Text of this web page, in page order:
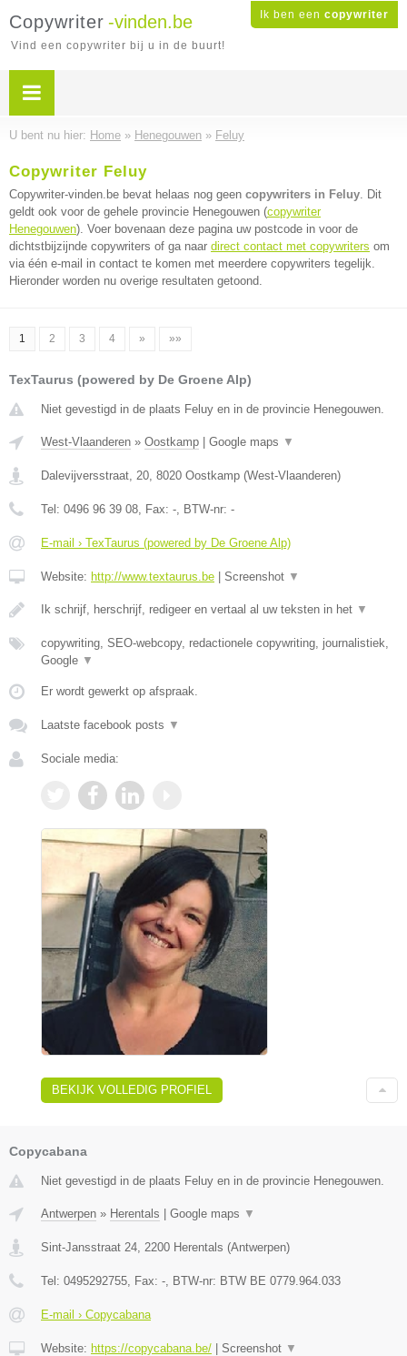
Ik ben een copywriter
Copywriter -vinden.be
Vind een copywriter bij u in de buurt!
U bent nu hier: Home » Henegouwen » Feluy
Copywriter Feluy
Copywriter-vinden.be bevat helaas nog geen copywriters in Feluy. Dit
geldt ook voor de gehele provincie Henegouwen (copywriter
Henegouwen). Voer bovenaan deze pagina uw postcode in voor de
dichtstbijzijnde copywriters of ga naar direct contact met copywriters om
via één e-mail in contact te komen met meerdere copywriters tegelijk.
Hieronder worden nu overige resultaten getoond.
1 2 3 4 » »»
TexTaurus (powered by De Groene Alp)
Niet gevestigd in de plaats Feluy en in de provincie Henegouwen.
West-Vlaanderen » Oostkamp Google maps ▼
Dalevijversstraat, 20, 8020 Oostkamp (West-Vlaanderen)
Tel: 0496 96 39 08, Fax: -, BTW-nr: -
E-mail › TexTaurus (powered by De Groene Alp)
Website: http://www.textaurus.be Screenshot ▼
Ik schrijf, herschrijf, redigeer en vertaal al uw teksten in het ▼
copywriting, SEO-webcopy, redactionele copywriting, journalistiek,
Google ▼
Er wordt gewerkt op afspraak.
Laatste facebook posts ▼
Sociale media:
BEKIJK VOLLEDIG PROFIEL
Copycabana
Niet gevestigd in de plaats Feluy en in de provincie Henegouwen.
Antwerpen » Herentals Google maps ▼
Sint-Jansstraat 24, 2200 Herentals (Antwerpen)
Tel: 0495292755, Fax: -, BTW-nr: BTW BE 0779.964.033
E-mail › Copycabana
Website: https://copycabana.be/ Screenshot ▼